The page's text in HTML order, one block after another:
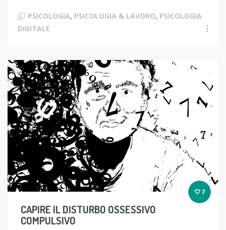
PSICOLOGIA, PSICOLOGIA & LAVORO, PSICOLOGIA
DIGITALE
7
CAPIRE IL DISTURBO OSSESSIVO
COMPULSIVO